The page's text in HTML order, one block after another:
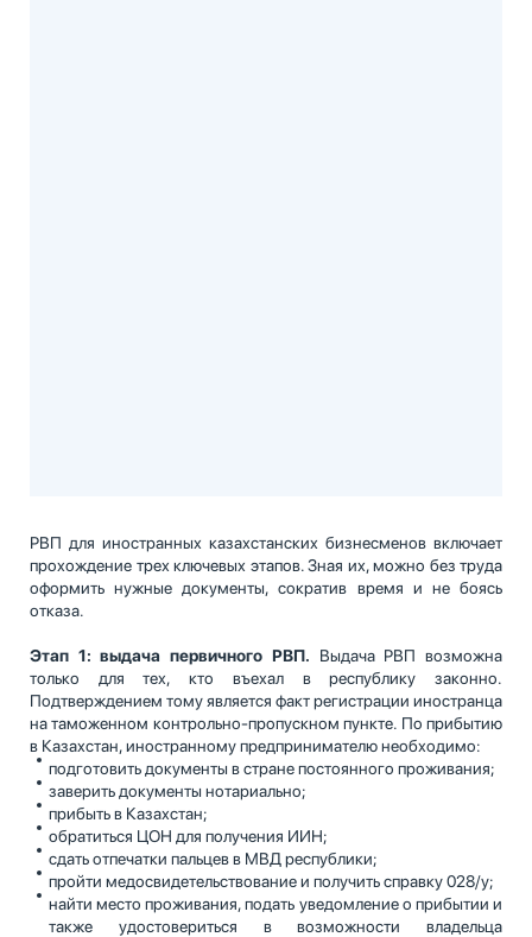
РВП для иностранных казахстанских бизнесменов включает
прохождение трех ключевых этапов. Зная их, можно без труда
оформить нужные документы, сократив время и не боясь
отказа.
Этап 1: выдача первичного РВП. Выдача РВП возможна
только для тех, кто въехал в республику законно.
Подтверждением тому является факт регистрации иностранца
на таможенном контрольно-пропускном пункте. По прибытию
в Казахстан, иностранному предпринимателю необходимо:
подготовить документы в стране постоянного проживания;
заверить документы нотариально;
прибыть в Казахстан;
обратиться ЦОН для получения ИИН;
сдать отпечатки пальцев в МВД республики;
пройти медосвидетельствование и получить справку 028/у;
найти место проживания, подать уведомление о прибытии и
также удостовериться в возможности владельца